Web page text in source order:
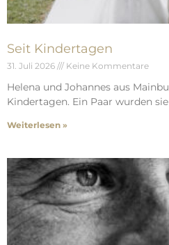
Seit Kindertagen
31. Juli 2026 Keine Kommentare
Helena und Johannes aus
Kindertagen. Ein Paar wurden
Weiterlesen »